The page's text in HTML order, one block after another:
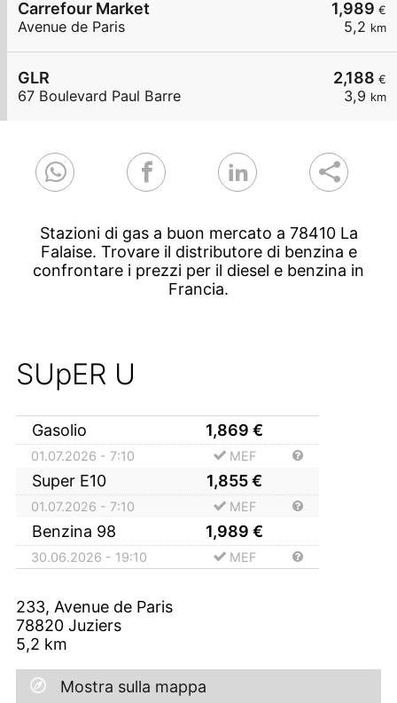
1,989 €
5,2 km
Carrefour Market
Avenue de Paris
2,188 €
3,9 km
GLR
67 Boulevard Paul Barre
Stazioni di gas a buon mercato a 78410 La
Falaise. Trovare il distributore di benzina e
confrontare i prezzi per il diesel e benzina in
Francia.
SUpER U
Gasolio 1,869 €
01.07.2026 - 7:10 MEF
Super E10 1,855€
01.07.2026 - 7:10 MEF
Benzina 98 1,989 €
30.06.2026 - 19:10 MEF
233, Avenue de Paris
78820 Juziers
5,2 km
Mostra sulla mappa